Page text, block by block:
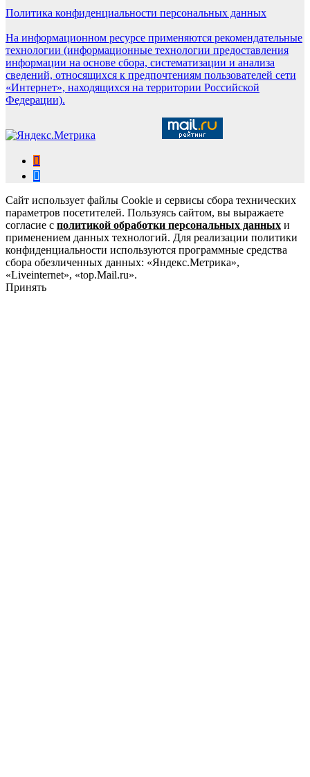
Политика конфиденциальности персональных данных
На информационном ресурсе применяются рекомендательные
технологии (информационные технологии предоставления
информации на основе сбора, систематизации и анализа
сведений, относящихся к предпочтениям пользователей сети
«Интернет», находящихся на территории Российской
Федерации).
Сайт использует файлы Cookie и сервисы сбора технических
параметров посетителей. Пользуясь сайтом, вы выражаете
согласие с политикой обработки персональных данных и
применением данных технологий. Для реализации политики
конфиденциальности используются программные средства
сбора обезличенных данных: «Яндекс.Метрика»,
«Liveinternet», «top.Mail.ru».
Принять